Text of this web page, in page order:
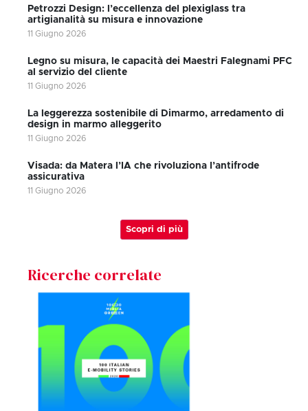
Petrozzi Design: l’eccellenza del plexiglass tra
artigianalità su misura e innovazione
11 Giugno 2026
Legno su misura, le capacità dei Maestri Falegnami PFC
al servizio del cliente
11 Giugno 2026
La leggerezza sostenibile di Dimarmo, arredamento di
design in marmo alleggerito
11 Giugno 2026
Visada: da Matera l’IA che rivoluziona l’antifrode
assicurativa
11 Giugno 2026
Scopri di più
Ricerche correlate